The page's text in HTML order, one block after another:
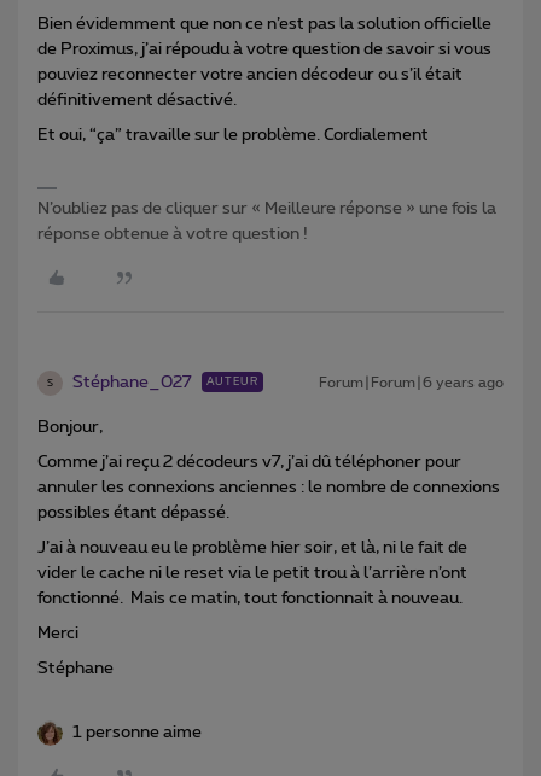
Bien évidemment que non ce n’est pas la solution officielle
de Proximus, j’ai répoudu à votre question de savoir si vous
pouviez reconnecter votre ancien décodeur ou s’il était
définitivement désactivé.
Et oui, “ça” travaille sur le problème. Cordialement
N’oubliez pas de cliquer sur « Meilleure réponse » une fois la
réponse obtenue à votre question !
S Stéphane_027 AUTEUR Forum|Forum|6 years ago
Bonjour,
Comme j’ai reçu 2 décodeurs v7, j’ai dû téléphoner pour
annuler les connexions anciennes : le nombre de connexions
possibles étant dépassé.
J’ai à nouveau eu le problème hier soir, et là, ni le fait de
vider le cache ni le reset via le petit trou à l’arrière n’ont
fonctionné. Mais ce matin, tout fonctionnait à nouveau.
Merci
Stéphane
1 personne aime